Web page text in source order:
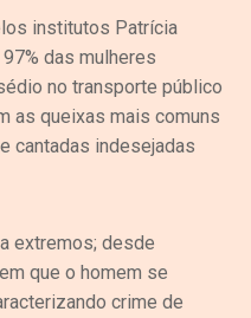
institutos Patrícia
das mulheres
no transporte público
as queixas mais comuns
cantadas indesejadas
extremos; desde
que o homem se
crime de